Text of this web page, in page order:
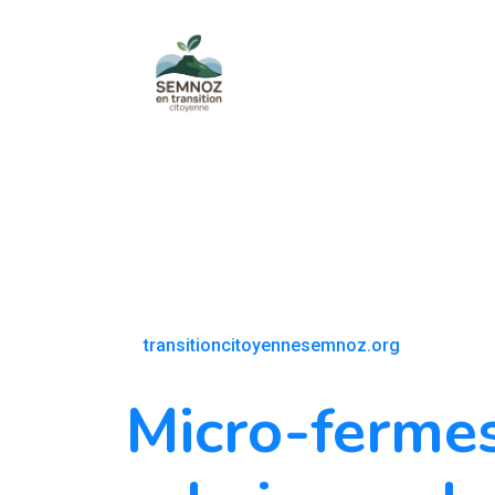
transitioncitoyennesemnoz.org
Micro-